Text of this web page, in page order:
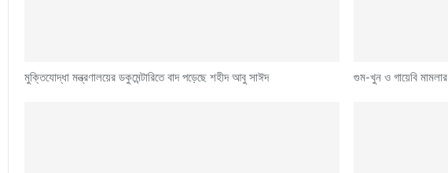
মুক্তিযোদ্ধা মন্ত্রণালয়ের ডকুমেন্টারিতে বাদ পড়েছে শহীদ আবু সাঈদ গুম-খুন ও গায়েবি